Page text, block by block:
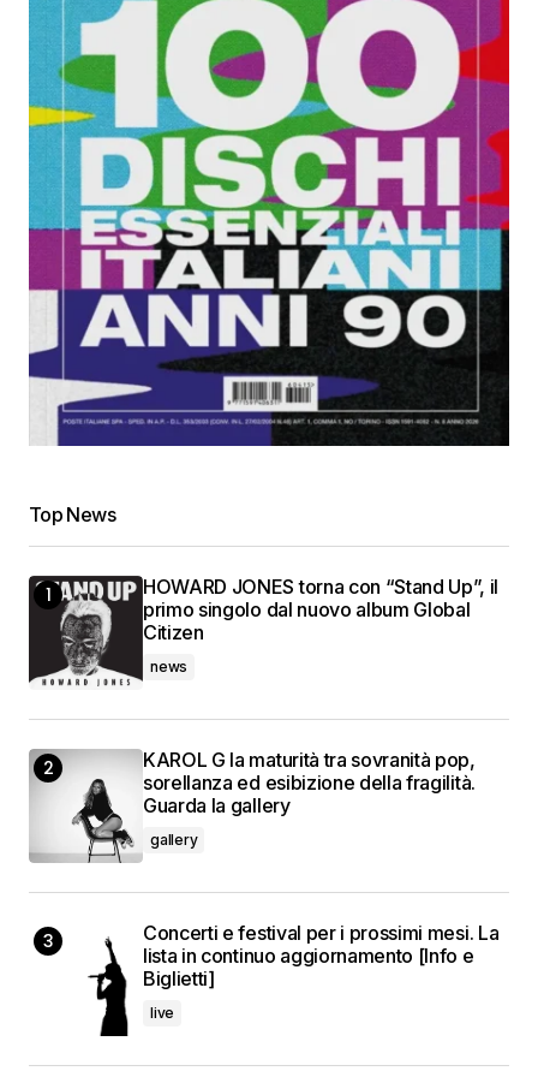
Top News
HOWARD JONES torna con “Stand Up”, il
primo singolo dal nuovo album Global
Citizen
news
KAROL G la maturità tra sovranità pop,
sorellanza ed esibizione della fragilità.
Guarda la gallery
gallery
Concerti e festival per i prossimi mesi. La
lista in continuo aggiornamento [Info e
Biglietti]
live